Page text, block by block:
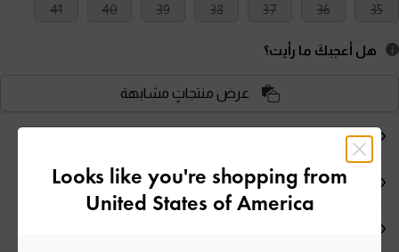
35
36
37
38
39
40
41
هل أعجبكَ ما رأيت؟
عرض منتجاتٍ مشابهة
ملاحظات المحرر
تفاصيل المنتج وتعليمات العناية
Looks like you're shopping from
United States of America